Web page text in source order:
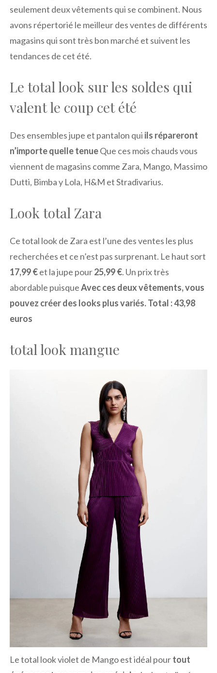
seulement deux vêtements qui se combinent. Nous
avons répertorié le meilleur des ventes de différents
magasins qui sont très bon marché et suivent les
tendances de cet été.
Le total look sur les soldes qui
valent le coup cet été
Des ensembles jupe et pantalon qui ils répareront
n’importe quelle tenueQue ces mois chauds vous
viennent de magasins comme Zara, Mango, Massimo
Dutti, Bimba y Lola, H&M et Stradivarius.
Look total Zara
Ce total look de Zara est l’une des ventes les plus
recherchées et ce n’est pas surprenant. Le haut sort
17,99 €et la jupe pour25,99 €. Un prix très
abordable puisqueAvec ces deux vêtements, vous
pouvez créer des looks plus variés.Total : 43,98
euros
total look mangue
Le total look violet de Mango est idéal pourtout